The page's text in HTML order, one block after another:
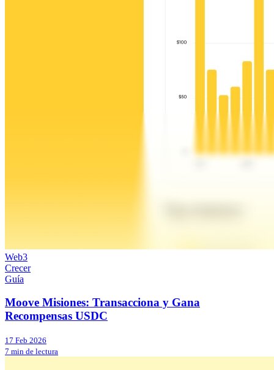
Web3
Crecer
Guía
Moove Misiones: Transacciona y Gana
Recompensas USDC
17 Feb 2026
7 min de lectura